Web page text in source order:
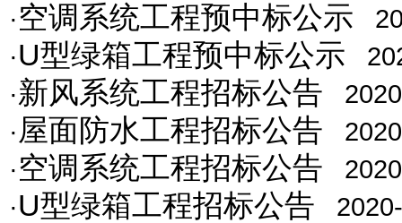
·空调系统工程预中标公示
·U型绿箱工程预中标公示
·新风系统工程招标公告
·屋面防水工程招标公告
·空调系统工程招标公告
·U型绿箱工程招标公告